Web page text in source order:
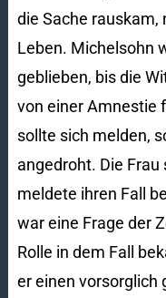
die Sache rauskam,
Leben. Michelsohn
geblieben, bis die
von einer Amnestie
sollte sich melden,
angedroht. Die Frau
meldete ihren Fall
war eine Frage der
Rolle in dem Fall
er einen vorsorglich